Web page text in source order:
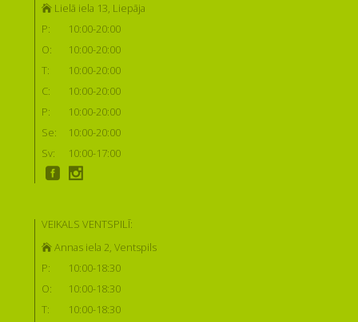
Lielā iela 13, Liepāja
P:
10:00-20:00
O:
10:00-20:00
T:
10:00-20:00
C:
10:00-20:00
P:
10:00-20:00
Se:
10:00-20:00
Sv:
10:00-17:00
VEIKALS VENTSPILĪ:
Annas iela 2, Ventspils
P:
10:00-18:30
O:
10:00-18:30
T:
10:00-18:30